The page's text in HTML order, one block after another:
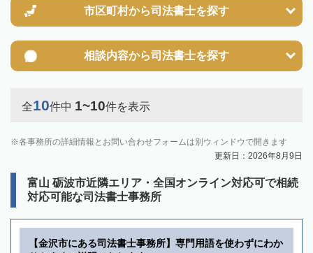
市区町村から司法書士を探す
相談内容から司法書士を探す
全10件中 1~10件を表示
各事務所の詳細情報とお問い合わせフォームは別ウィンドウで開きます
更新日：2026年8月9日
富山 砺波市近隣エリア・全国オンライン対応可で相続
対応可能な司法書士事務所
【金沢市にある司法書士事務所】専門用語を使わずにわか